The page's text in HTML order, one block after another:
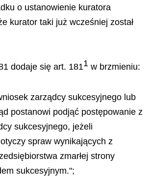
o ustanowienie kuratora
kurator taki już wcześniej został
dodaje się art. 1811 w brzmieniu:
zarządcy sukcesyjnego lub
postanowi podjąć postępowanie z
sukcesyjnego, jeżeli
spraw wynikających z
zmarłej strony
sukcesyjnym.";